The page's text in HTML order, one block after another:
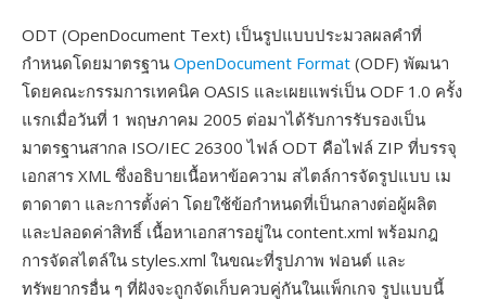
ODT (OpenDocument Text) เป็นรูปแบบประมวลผลคำที่
กำหนดโดยมาตรฐาน OpenDocument Format (ODF) พัฒนา
โดยคณะกรรมการเทคนิค OASIS และเผยแพร่เป็น ODF 1.0 ครั้ง
แรกเมื่อวันที่ 1 พฤษภาคม 2005 ต่อมาได้รับการรับรองเป็น
มาตรฐานสากล ISO/IEC 26300 ไฟล์ ODT คือไฟล์ ZIP ที่บรรจุ
เอกสาร XML ซึ่งอธิบายเนื้อหาข้อความ สไตล์การจัดรูปแบบ เม
ตาดาตา และการตั้งค่า โดยใช้ข้อกำหนดที่เป็นกลางต่อผู้ผลิต
และปลอดค่าสิทธิ์ เนื้อหาเอกสารอยู่ใน content.xml พร้อมกฎ
การจัดสไตล์ใน styles.xml ในขณะที่รูปภาพ ฟอนต์ และ
ทรัพยากรอื่น ๆ ที่ฝังจะถูกจัดเก็บควบคู่กันในแพ็กเกจ รูปแบบนี้